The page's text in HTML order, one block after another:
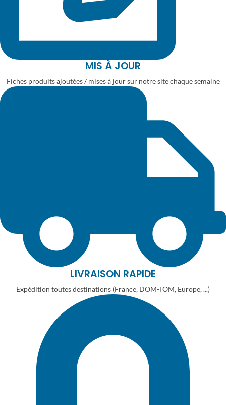
MIS À JOUR
Fiches produits ajoutées / mises à jour sur notre site chaque semaine
LIVRAISON RAPIDE
Expédition toutes destinations (France, DOM-TOM, Europe, ...)